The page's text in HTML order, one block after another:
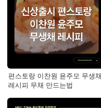
편스토랑 이찬원 윤주모 무생채
레시피 무채 만드는법